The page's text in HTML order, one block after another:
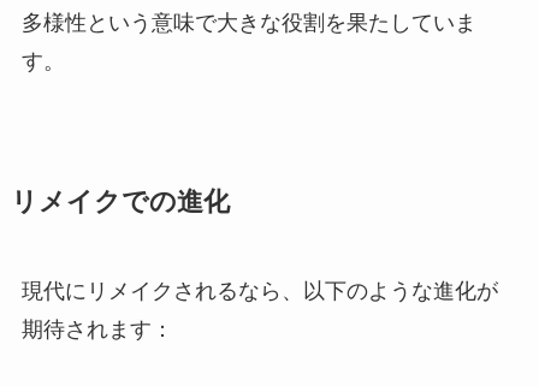
多様性という意味で大きな役割を果たしていま
す。
リメイクでの進化
現代にリメイクされるなら、以下のような進化が
期待されます：